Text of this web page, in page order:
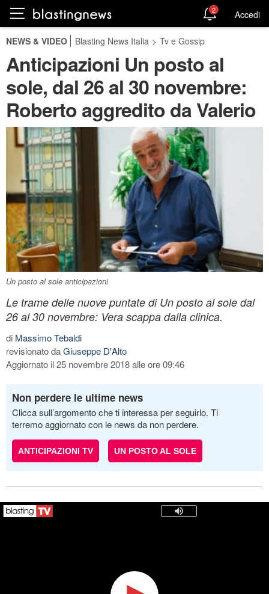
2 Accedi
NEWS & VIDEO Blasting News Italia > Tv e Gossip
Anticipazioni Un posto al
sole, dal 26 al 30 novembre:
Roberto aggredito da Valerio
Un posto al sole anticipazioni
Le trame delle nuove puntate di Un posto al sole dal
26 al 30 novembre: Vera scappa dalla clinica.
di Massimo Tebaldi
revisionato daGiuseppe D'Alto
Aggiornato il 25 novembre 2018 alle ore 09:46
Non perdere le ultime news
Clicca sull’argomento che ti interessa per seguirlo. Ti
terremo aggiornato con le news da non perdere.
ANTICIPAZIONI TV UN POSTO AL SOLE